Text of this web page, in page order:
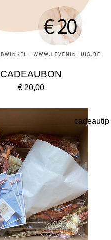
CADEAUBON
€ 20,00
cadeautip